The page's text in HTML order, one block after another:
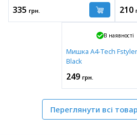
335 грн. 210
В наявності
Мишка A4-Tech Fstyler
Black
249 грн.
Переглянути всі